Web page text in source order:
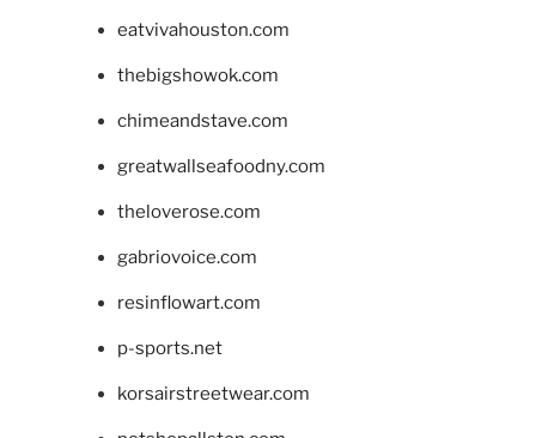
eatvivahouston.com
thebigshowok.com
chimeandstave.com
greatwallseafoodny.com
theloverose.com
gabriovoice.com
resinflowart.com
p-sports.net
korsairstreetwear.com